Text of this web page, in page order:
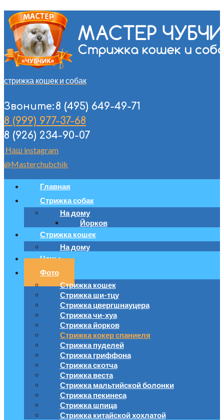
стрижка кошек и собак
Звоните:8 (495) 649-49-71
8 (999) 977-37-68
8 (926) 234-90-07
Наш instagram
@Masterchubchik
Главная
Стрижка собак
На дому
Йорков
Стрижка кошек
На дому
Цены
Фото
Стрижка кошек
Стрижка ши-тцу
Стрижка цвергшнауцера
Стрижка чи-хуа
Стрижка йорков
Стрижка кокер спаниеля
Стрижка пуделей
Стрижка гриффона
Стрижка скотча
Стрижка веста
Стрижка мальтийской болонки
Стрижка пекинеса
Стрижка шпица
Стрижка китайской хохлатой